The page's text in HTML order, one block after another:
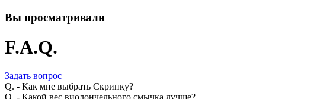
Вы просматривали
F.A.Q.
Задать вопрос
Q. - Как мне выбрать Скрипку?